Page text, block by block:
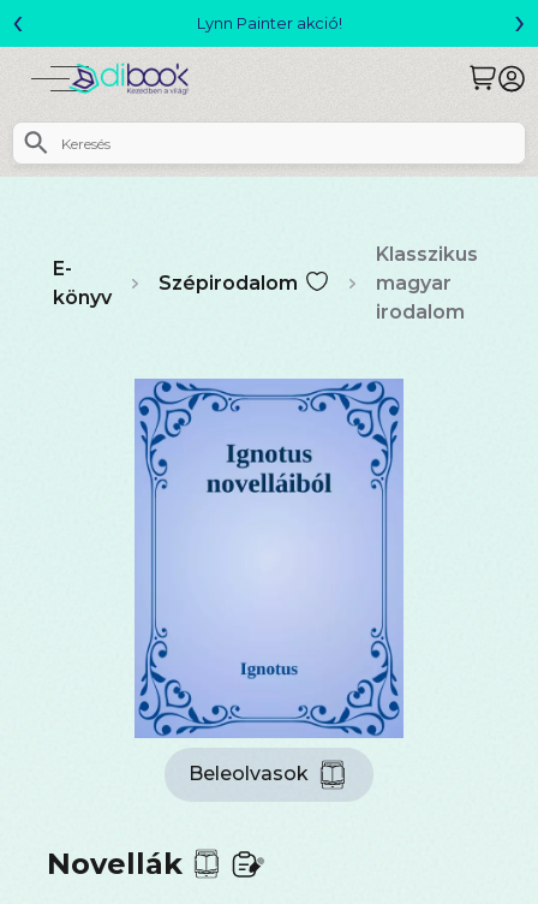
Megjelent! L. J. Shen: Legvadabb álmaimban szeretlek
‹ ›
E-
könyv
Szépirodalom
Klasszikus
magyar
irodalom
Beleolvasok
Novellák